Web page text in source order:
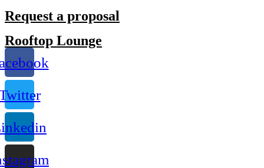
Request a proposal
Rooftop Lounge